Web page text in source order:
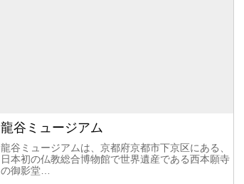
龍谷ミュージアム
龍谷ミュージアムは、京都府京都市下京区にある、
日本初の仏教総合博物館で世界遺産である西本願寺
の御影堂…